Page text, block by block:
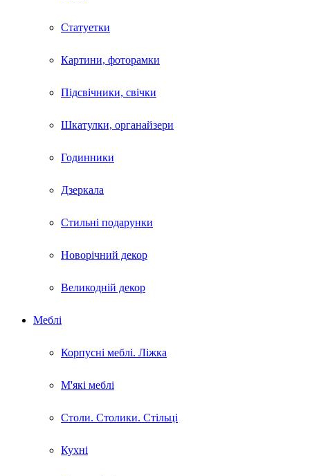
Статуетки
Картини, фоторамки
Підсвічники, свічки
Шкатулки, органайзери
Годинники
Дзеркала
Стильні подарунки
Новорічний декор
Великодній декор
Меблі
Корпусні меблі. Ліжка
М'які меблі
Столи. Столики. Стільці
Кухні